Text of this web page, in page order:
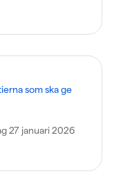
som ska ge
27 januari 2026